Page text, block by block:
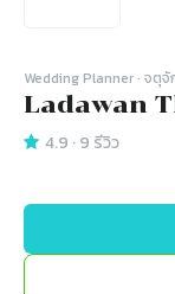
Wedding Planner · จตุ
Ladawan
4.9 ·9 รีวิว